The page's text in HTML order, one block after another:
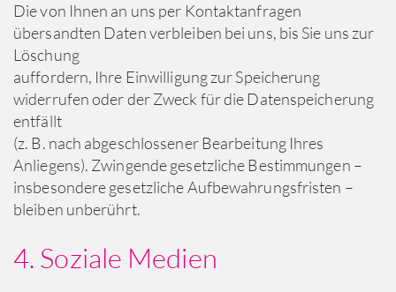
Die von Ihnen an uns per Kontaktanfragen
übersandten Daten verbleiben bei uns, bis Sie uns zur
Löschung
auffordern, Ihre Einwilligung zur Speicherung
widerrufen oder der Zweck für die Datenspeicherung
entfällt
(z. B. nach abgeschlossener Bearbeitung Ihres
Anliegens). Zwingende gesetzliche Bestimmungen –
insbesondere gesetzliche Aufbewahrungsfristen –
bleiben unberührt.
4. Soziale Medien